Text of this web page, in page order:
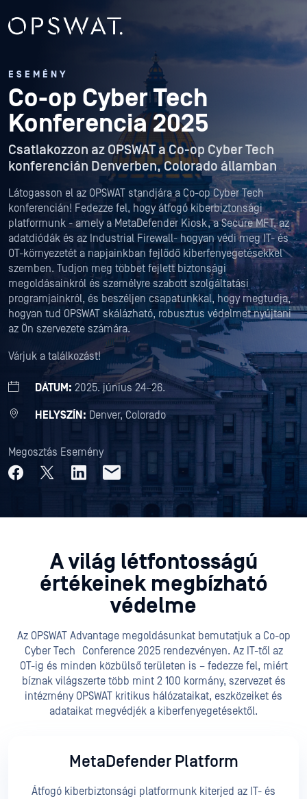
ESEMÉNY
Co-op Cyber Tech
Konferencia 2025
Csatlakozzon az OPSWAT a Co-op Cyber Tech
konferencián Denverben, Colorado államban
Látogasson el az OPSWAT standjára a Co-op Cyber Tech
konferencián! Fedezze fel, hogy átfogó kiberbiztonsági
platformunk - amely a MetaDefender Kiosk, a Secure MFT, az
adatdiódák és az Industrial Firewall- hogyan védi meg IT- és
OT-környezetét a napjainkban fejlődő kiberfenyegetésekkel
szemben. Tudjon meg többet fejlett biztonsági
megoldásainkról és személyre szabott szolgáltatási
programjainkról, és beszéljen csapatunkkal, hogy megtudja,
hogyan tud OPSWAT skálázható, robusztus védelmet nyújtani
az Ön szervezete számára.
Várjuk a találkozást!
DÁTUM: 2025. június 24–26.
HELYSZÍN: Denver, Colorado
Megosztás Esemény
A világ létfontosságú
értékeinek megbízható
védelme
Az OPSWAT Advantage megoldásunkat bemutatjuk a Co-op
Cyber Tech Conference 2025 rendezvényen. Az IT-től az
OT-ig és minden közbülső területen is – fedezze fel, miért
bíznak világszerte több mint 2 100 kormány, szervezet és
intézmény OPSWAT kritikus hálózataikat, eszközeiket és
adataikat megvédjék a kiberfenyegetésektől.
MetaDefender Platform
Átfogó kiberbiztonsági platformunk kiterjed az IT- és